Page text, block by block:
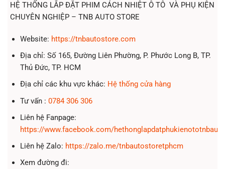
HỆ THỐNG LẮP ĐẶT PHIM CÁCH NHIỆT Ô TÔ VÀ PHỤ KIỆN
CHUYÊN NGHIỆP – TNB AUTO STORE
Website: https://tnbautostore.com
Địa chỉ: Số 165, Đường Liên Phường, P. Phước Long B, TP.
Thủ Đức, TP. HCM
Địa chỉ các khu vực khác: Hệ thống cửa hàng
Tư vấn : 0784 306 306
Liên hệ Fanpage:
https://www.facebook.com/
Liên hệ Zalo: https://zalo.me/tnbautostoretphcm
Xem đường đi: